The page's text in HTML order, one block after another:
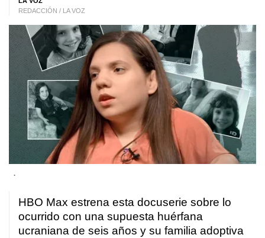
REDACCIÓN / LA VOZ
.
HBO Max estrena esta docuserie sobre lo
ocurrido con una supuesta huérfana
ucraniana de seis años y su familia adoptiva